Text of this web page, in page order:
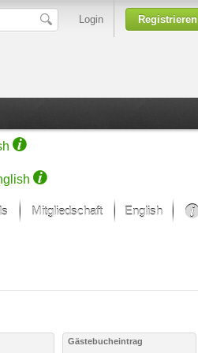
Login Registrieren
Mitgliedschaft English
Kunsthäuser
Gästebucheintrag